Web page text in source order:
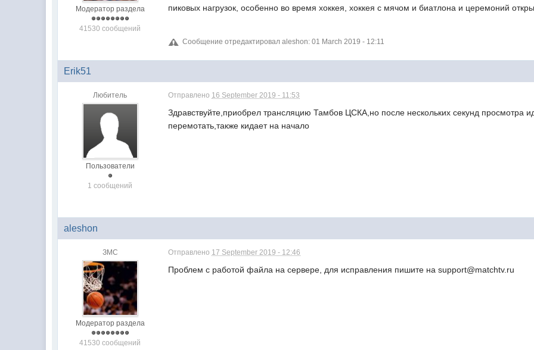
Модератор раздела
41530 сообщений
пиковых нагрузок, особенно во время хоккея, хоккея с мячом и биатлона и церемоний
Сообщение отредактировал aleshon: 01 March 2019 - 12:11
Erik51
Любитель
Пользователи
1 сообщений
Отправлено 16 September 2019 - 11:53
Здравствуйте,приобрел трансляцию Тамбов ЦСКА,но после нескольких секунд просмотра
перемотать,также кидает на начало
aleshon
ЗМС
Модератор раздела
41530 сообщений
Отправлено 17 September 2019 - 12:46
Проблем с работой файла на сервере, для исправления пишите на support@matchtv.ru